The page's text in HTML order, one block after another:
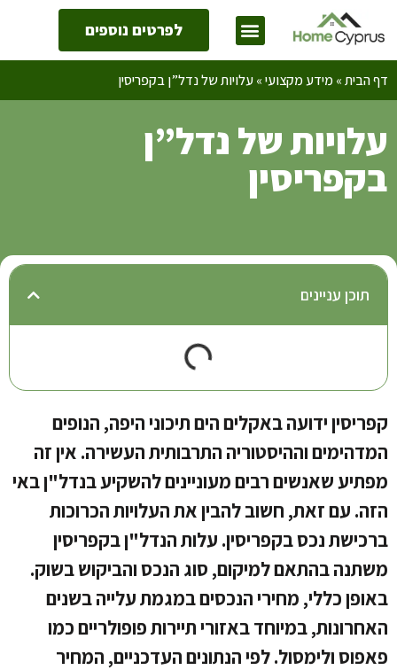
לפרטים נוספים
דף הבית»מידע מקצועי»‫עלויות של נדל”ן בקפריסין
‫עלויות של נדל”ן
בקפריסין
תוכן עניינים
קפריסין ידועה באקלים הים תיכוני היפה, הנופים
המדהימים וההיסטוריה התרבותית העשירה. אין זה
מפתיע שאנשים רבים מעוניינים להשקיע בנדל"ן באי
הזה. עם זאת, חשוב להבין את העלויות הכרוכות
ברכישת נכס בקפריסין. עלות הנדל"ן בקפריסין
משתנה בהתאם למיקום, סוג הנכס והביקוש בשוק.
באופן כללי, מחירי הנכסים במגמת עלייה בשנים
האחרונות, במיוחד באזורי תיירות פופולריים כמו
פאפוס ולימסול. לפי הנתונים העדכניים, המחיר